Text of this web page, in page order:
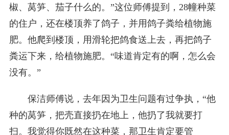
椒、莴笋、茄子什么的。”这位师傅提到，28幢种菜
的住户，还在楼顶养了鸽子，并用鸽子粪给植物施
肥。他爬到楼顶，用滑轮把鸽食送上去，再把鸽子
粪运下来，给植物施肥。“味道肯定有的啊，怎么会
没有。”
保洁师傅说，去年因为卫生问题有过争执，“他
种的莴笋，把壳直接扔在地上，他扔了我就要打
扫。我觉得你既然在这种菜，那卫生肯定要管